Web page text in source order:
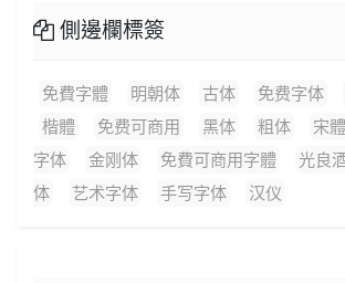
側邊欄標簽
免費字體 明朝体 古体 免费字体
楷體
免费可商用 黑体 粗体 宋體
字体
金刚体 免費可商用字體 光良
体
艺术字体 手写字体 汉仪